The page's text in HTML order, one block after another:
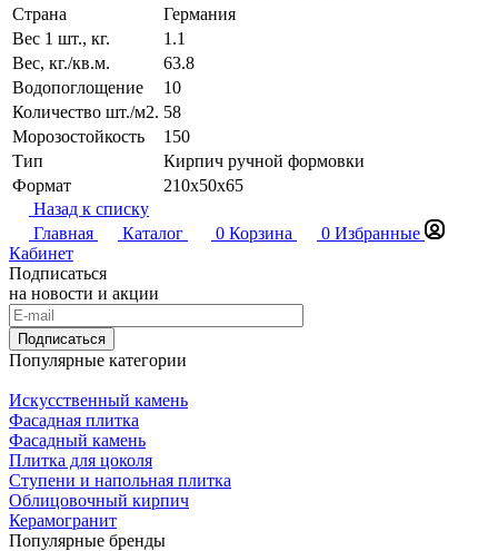
Страна
Германия
Вес 1 шт., кг.
1.1
Вес, кг./кв.м.
63.8
Водопоглощение
10
Количество шт./м2. 58
Морозостойкость
150
Тип
Кирпич ручной формовки
Формат
210x50x65
Назад к списку
Главная
Каталог 0 Корзина 0 Избранные
Кабинет
Подписаться
на новости и акции
Подписаться
Популярные категории
Искусственный камень
Фасадная плитка
Фасадный камень
Плитка для цоколя
Ступени и напольная плитка
Облицовочный кирпич
Керамогранит
Популярные бренды